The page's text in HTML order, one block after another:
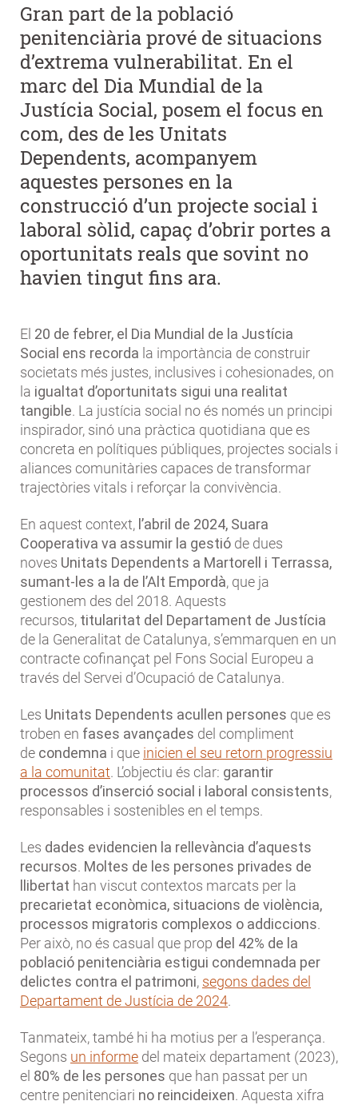
Gran part de la població
penitenciària prové de situacions
d’extrema vulnerabilitat. En el
marc del Dia Mundial de la
Justícia Social, posem el focus en
com, des de les Unitats
Dependents, acompanyem
aquestes persones en la
construcció d’un projecte social i
laboral sòlid, capaç d’obrir portes a
oportunitats reals que sovint no
havien tingut fins ara.
El 20 de febrer, el Dia Mundial de la Justícia
Social ens recorda la importància de construir
societats més justes, inclusives i cohesionades, on
la igualtat d’oportunitats sigui una realitat
tangible. La justícia social no és només un principi
inspirador, sinó una pràctica quotidiana que es
concreta en polítiques públiques, projectes socials i
aliances comunitàries capaces de transformar
trajectòries vitals i reforçar la convivència.
En aquest context, l’abril de 2024, Suara
Cooperativa va assumir la gestió de dues
noves Unitats Dependents a Martorell i Terrassa,
sumant-les a la de l’Alt Empordà, que ja
gestionem des del 2018. Aquests
recursos, titularitat del Departament de Justícia
de la Generalitat de Catalunya, s’emmarquen en un
contracte cofinançat pel Fons Social Europeu a
través del Servei d’Ocupació de Catalunya.
Les Unitats Dependents acullen persones que es
troben en fases avançades del compliment
de condemna i que inicien el seu retorn progressiu
a la comunitat. L’objectiu és clar: garantir
processos d’inserció social i laboral consistents,
responsables i sostenibles en el temps.
Les dades evidencien la rellevància d’aquests
recursos. Moltes de les persones privades de
llibertat han viscut contextos marcats per la
precarietat econòmica, situacions de violència,
processos migratoris complexos o addiccions.
Per això, no és casual que prop del 42% de la
població penitenciària estigui condemnada per
delictes contra el patrimoni, segons dades del
Departament de Justícia de 2024.
Tanmateix, també hi ha motius per a l’esperança.
Segons un informe del mateix departament (2023),
el 80% de les persones que han passat per un
centre penitenciari no reincideixen. Aquesta xifra